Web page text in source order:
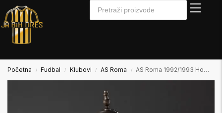
Početna / Fudbal / Klubovi / AS Roma / AS Roma 1992/1993 Home Domaći